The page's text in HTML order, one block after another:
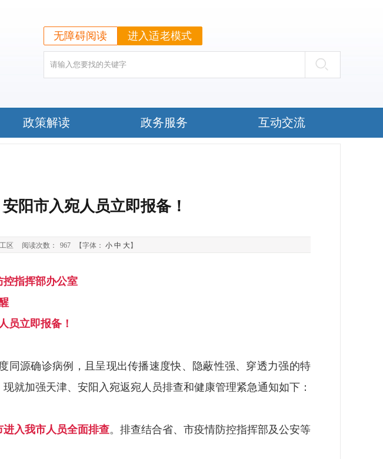
进入适老模式
无障碍阅读
政策解读 政务服务 互动交流
阳市入宛人员立即报备！
区 阅读次数： 967 【字体： 小 中 大】
指挥部办公室
员立即报备！
源确诊病例，且呈现出传播速度快、隐蔽性强、穿透力强的特
就加强天津、安阳入宛返宛人员排查和健康管理紧急通知如下：
进入我市人员全面排查。排查结合省、市疫情防控指挥部及公安等